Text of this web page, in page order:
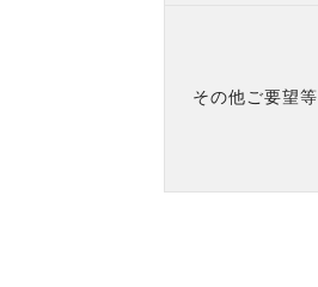
その他ご要望等